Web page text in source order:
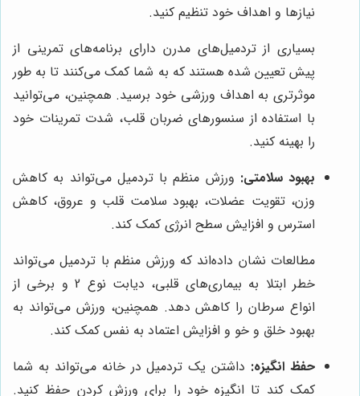
نیازها و اهداف خود تنظیم کنید.
بسیاری از تردمیل‌های مدرن دارای برنامه‌های تمرینی از
پیش تعیین شده هستند که به شما کمک می‌کنند تا به طور
موثرتری به اهداف ورزشی خود برسید. همچنین، می‌توانید
با استفاده از سنسورهای ضربان قلب، شدت تمرینات خود
را بهینه کنید.
بهبود سلامتی: ورزش منظم با تردمیل می‌تواند به کاهش
وزن، تقویت عضلات، بهبود سلامت قلب و عروق، کاهش
استرس و افزایش سطح انرژی کمک کند.
مطالعات نشان داده‌اند که ورزش منظم با تردمیل می‌تواند
خطر ابتلا به بیماری‌های قلبی، دیابت نوع 2 و برخی از
انواع سرطان را کاهش دهد. همچنین، ورزش می‌تواند به
بهبود خلق و خو و افزایش اعتماد به نفس کمک کند.
حفظ انگیزه: داشتن یک تردمیل در خانه می‌تواند به شما
کمک کند تا انگیزه خود را برای ورزش کردن حفظ کنید.